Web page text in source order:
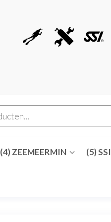
(4) ZEEMEERMIN (5) SSI